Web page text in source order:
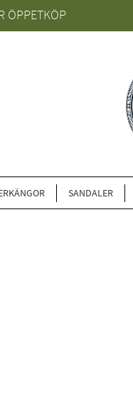
ÖPPETKÖP
SANDALER